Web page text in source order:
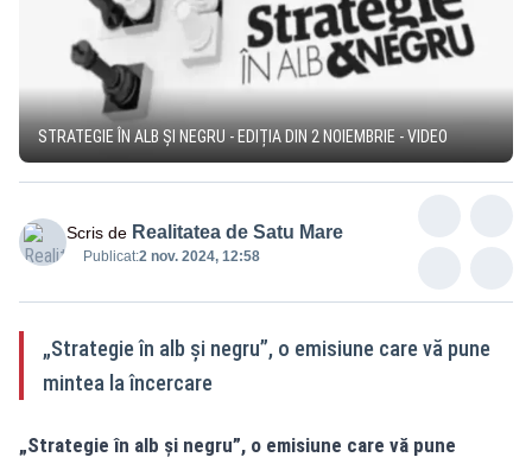
STRATEGIE ÎN ALB ȘI NEGRU - EDIȚIA DIN 2 NOIEMBRIE - VIDEO
Scris de Realitatea de Satu Mare
Publicat:2 nov. 2024, 12:58
„Strategie în alb și negru”, o emisiune care vă pune
mintea la încercare
„Strategie în alb și negru”, o emisiune care vă pune